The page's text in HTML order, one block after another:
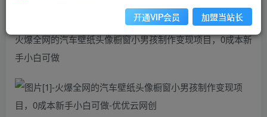
火爆全网的汽车壁纸头像橱窗小男孩制作变现项目，0成本新
手小白可做
开通VIP会员 加盟当站长